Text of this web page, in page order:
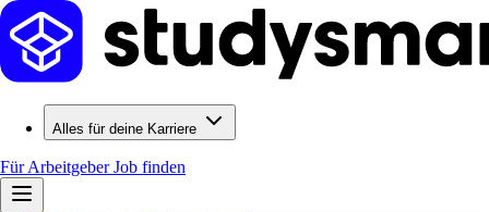
Alles für deine Karriere
Für ArbeitgeberJob finden